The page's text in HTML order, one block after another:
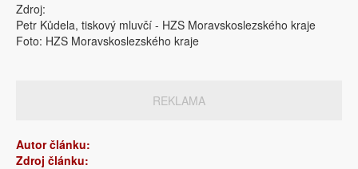
Zdroj:
Petr Kůdela, tiskový mluvčí - HZS Moravskoslezského kraje
Foto: HZS Moravskoslezského kraje
REKLAMA
Autor článku:
Zdroj článku: